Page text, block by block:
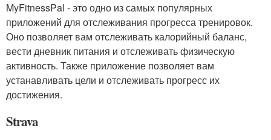
MyFitnessPal - это одно из самых популярных
приложений для отслеживания прогресса тренировок.
Оно позволяет вам отслеживать калорийный баланс,
вести дневник питания и отслеживать физическую
активность. Также приложение позволяет вам
устанавливать цели и отслеживать прогресс их
достижения.
Strava